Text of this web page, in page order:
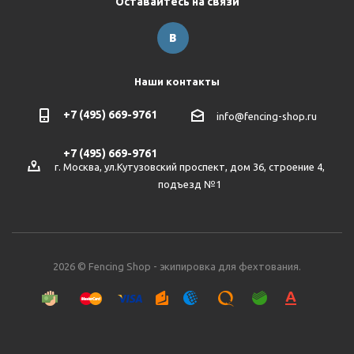
Наши контакты
+7 (495) 669-9761
+7 (495) 669-9761
info@fencing-shop.ru
г. Москва, ул.Кутузовский проспект, дом 36, строение 4,
подъезд №1
2026 © Fencing Shop - экипировка для фехтования.